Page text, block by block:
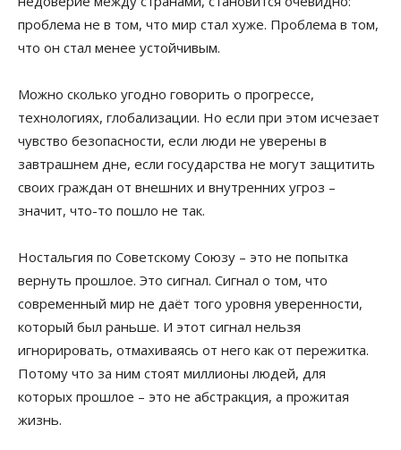
проблема не в том, что мир стал хуже. Проблема в том,
что он стал менее устойчивым.
Можно сколько угодно говорить о прогрессе,
технологиях, глобализации. Но если при этом исчезает
чувство безопасности, если люди не уверены в
завтрашнем дне, если государства не могут защитить
своих граждан от внешних и внутренних угроз –
значит, что-то пошло не так.
Ностальгия по Советскому Союзу – это не попытка
вернуть прошлое. Это сигнал. Сигнал о том, что
современный мир не даёт того уровня уверенности,
который был раньше. И этот сигнал нельзя
игнорировать, отмахиваясь от него как от пережитка.
Потому что за ним стоят миллионы людей, для
которых прошлое – это не абстракция, а прожитая
жизнь.